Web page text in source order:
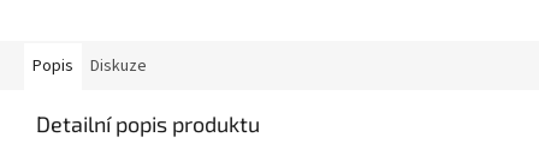
Popis Diskuze
Detailní popis produktu